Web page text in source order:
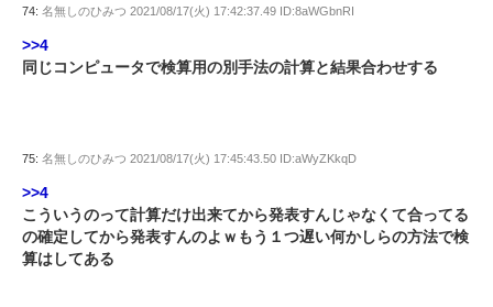
74: 名無しのひみつ 2021/08/17(火) 17:42:37.49 ID:8aWGbnRI
>>4
同じコンピュータで検算用の別手法の計算と結果合わせする
75: 名無しのひみつ 2021/08/17(火) 17:45:43.50 ID:aWyZKkqD
>>4
こういうのって計算だけ出来てから発表すんじゃなくて合ってる
の確定してから発表すんのよｗもう１つ遅い何かしらの方法で検
算はしてある